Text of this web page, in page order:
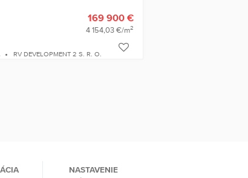
169 900 €
4 154,03 €/m2
RV DEVELOPMENT 2 S. R. O.
NASTAVENIE